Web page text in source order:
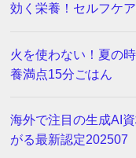
効く栄養！セルフケ
火を使わない！夏の
養満点15分ごはん
海外で注目の生成AI
がる最新認定202507